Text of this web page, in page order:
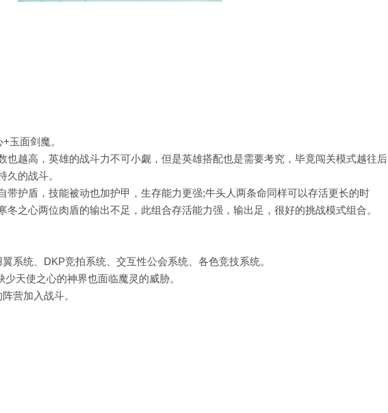
玉面剑魔。
也越高，英雄的战斗力不可小觑，但是英雄搭配也是需要考究，毕竟闯关模式越往后
久的战斗。
带护盾，技能被动也加护甲，生存能力更强;牛头人两条命同样可以存活更长的时
冬之心两位肉盾的输出不足，此组合存活能力强，输出足，很好的挑战模式组合。
系统、DKP竞拍系统、交互性公会系统、各色竞技系统。
天使之心的神界也面临魔灵的威胁。
营加入战斗。